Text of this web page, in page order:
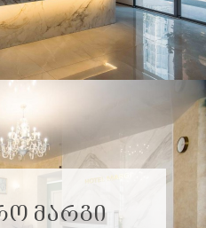
ᲛᲐᲠᲒᲘ